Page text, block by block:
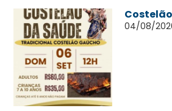
04/08/